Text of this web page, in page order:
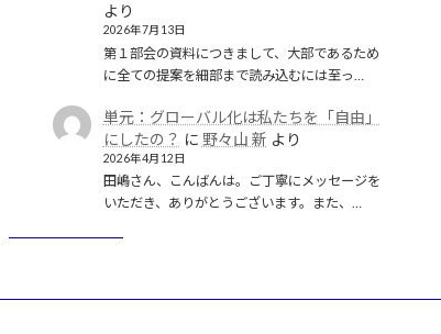
より
2026年7月13日
第１部会の資料につきまして、大部であるため
に全ての提案を細部まで読み込むには至っ…
単元：グローバル化は私たちを「自由」
にしたの？ に 野々山 新 より
2026年4月12日
田嶋さん、こんばんは。ご丁寧にメッセージを
いただき、ありがとうございます。また、…